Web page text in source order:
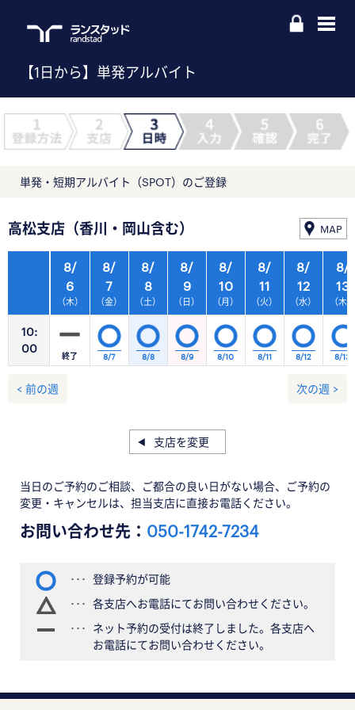
【1日から】単発アルバイト
単発・短期アルバイト（SPOT）のご登録
高松支店（香川・岡山含む） MAP
10:
00
8/
6
（木）
8/
7
（金）
8/
8
（土）
8/
9
（日）
8/
10
（月）
8/
11
（火）
8/
12
（水）
終了 8/7 8/8 8/9 8/10 8/11 8/12
8/
13
（木）
8/13
< 前の週 次の週 >
支店を変更
当日のご予約のご相談、ご都合の良い日がない場合、ご予約の
変更・キャンセルは、担当支店に直接お電話ください。
お問い合わせ先： 050-1742-7234
登録予約が可能
各支店へお電話にてお問い合わせください。
ネット予約の受付は終了しました。各支店へ
お電話にてお問い合わせください。